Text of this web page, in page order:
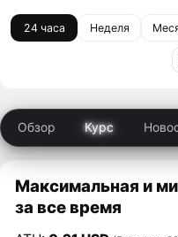
24 часа Неделя
Обзор Курс
Максимальная и
за все время